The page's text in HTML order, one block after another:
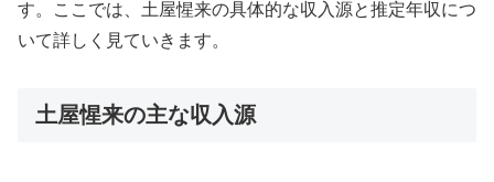
す。ここでは、土屋惺来の具体的な収入源と推定年収につ
いて詳しく見ていきます。
土屋惺来の主な収入源